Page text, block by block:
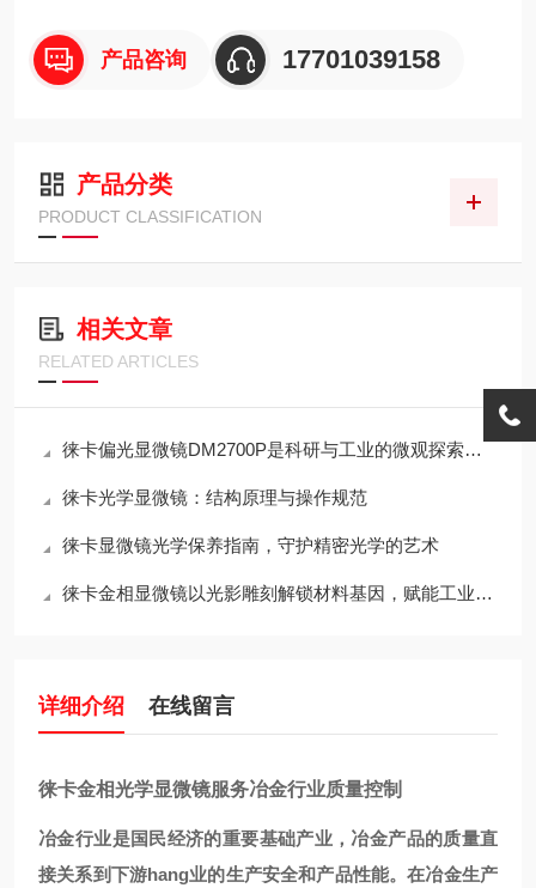
产品咨询 17701039158
产品分类
PRODUCT CLASSIFICATION
相关文章
RELATED ARTICLES
徕卡偏光显微镜DM2700P是科研与工业的微观探索仪器
徕卡光学显微镜：结构原理与操作规范
徕卡显微镜光学保养指南，守护精密光学的艺术
徕卡金相显微镜以光影雕刻解锁材料基因，赋能工业质检与科研突破
详细介绍 在线留言
徕卡金相光学显微镜服务冶金行业质量控制
冶金行业是国民经济的重要基础产业，冶金产品的质量直
接关系到下游hang业的生产安全和产品性能。在冶金生产